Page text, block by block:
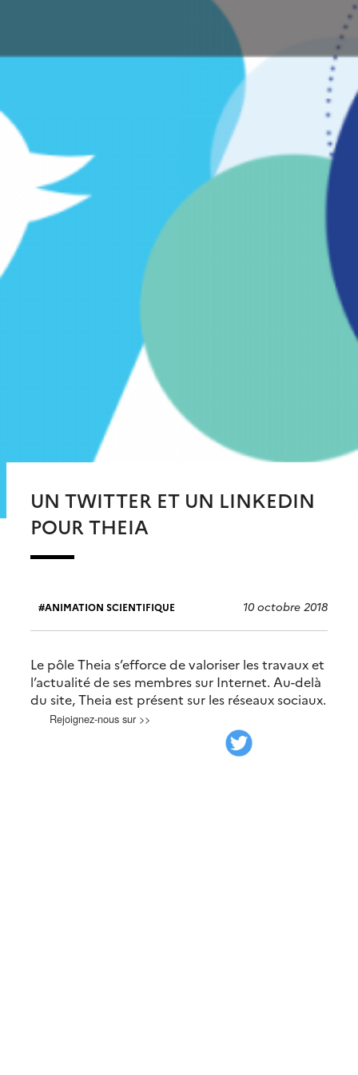
UN TWITTER ET UN LINKEDIN
POUR THEIA
ANIMATION SCIENTIFIQUE 10 octobre 2018
Le pôle Theia s’efforce de valoriser les travaux et
l’actualité de ses membres sur Internet. Au-delà
du site, Theia est présent sur les réseaux sociaux.
Rejoignez-nous sur >>